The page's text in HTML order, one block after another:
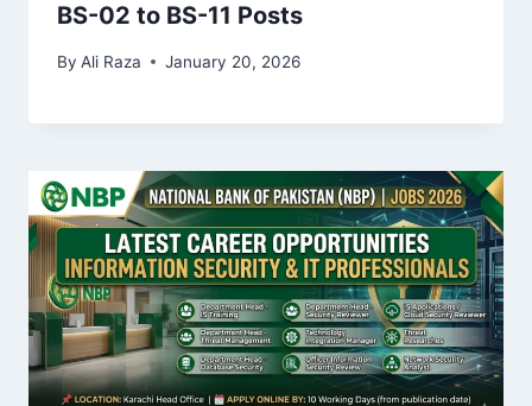
BS-02 to BS-11 Posts
By Ali Raza January 20, 2026